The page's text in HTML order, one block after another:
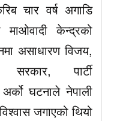
चार वर्ष अगाडि
केन्द्रको
असाधारण विजय,
सरकार, पार्टी
घटनाले नेपाली
जगाएको थियो